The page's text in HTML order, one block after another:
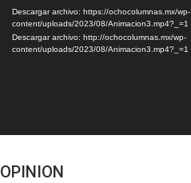
de
vídeo
Descargar archivo: https://ochocolumnas.mx/wp-
content/uploads/2023/08/Animacion3.mp4?_=1
Descargar archivo: http://ochocolumnas.mx/wp-
content/uploads/2023/08/Animacion3.mp4?_=1
OPINION